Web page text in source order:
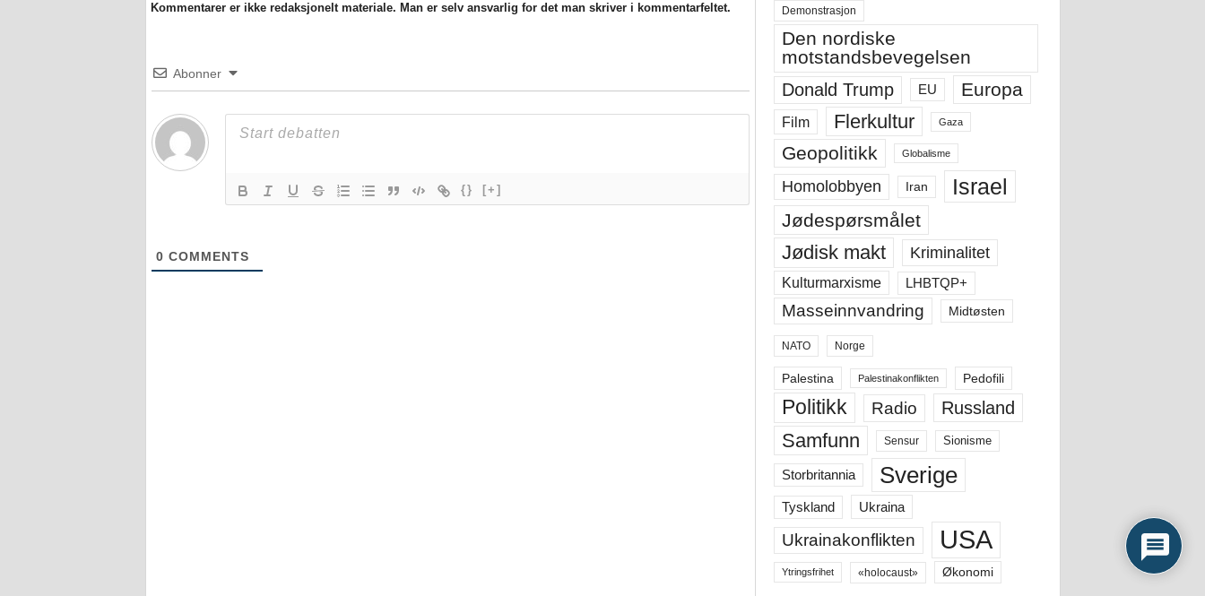
Kommentarer er ikke redaksjonelt materiale. Man er selv ansvarlig for det man skriver i kommentarfeltet.
Abonner
{} [+]
0 COMMENTS
Demonstrasjon
Den nordiske
motstandsbevegelsen
Donald Trump EU Europa
Film Flerkultur Gaza
Geopolitikk Globalisme
Homolobbyen Iran Israel
Jødespørsmålet
Jødisk makt Kriminalitet
Kulturmarxisme LHBTQP+
Masseinnvandring Midtøsten
NATO Norge
Palestina Palestinakonflikten Pedofili
Politikk Radio Russland
Samfunn Sensur Sionisme
Storbritannia Sverige
Tyskland Ukraina
Ukrainakonflikten USA
Ytringsfrihet «holocaust» Økonomi